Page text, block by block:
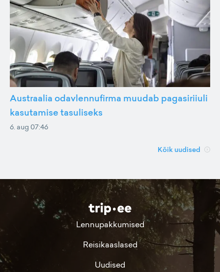
Austraalia odavlennufirma muudab pagasiriiuli
kasutamise tasuliseks
6. aug 07:46
Kõik uudised
Lennupakkumised
Reisikaaslased
Uudised